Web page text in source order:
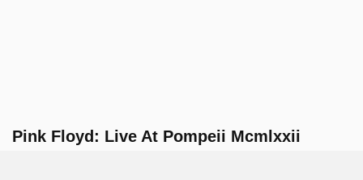
Pink Floyd: Live At Pompeii Mcmlxxii